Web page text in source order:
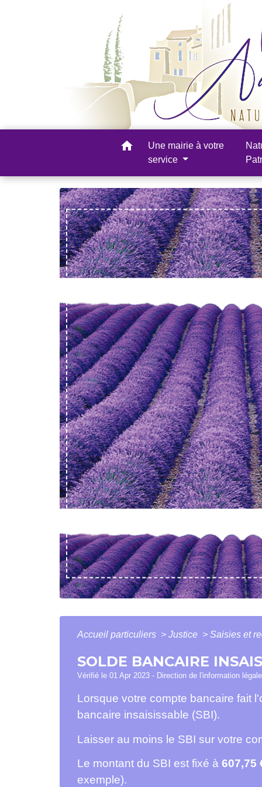
home
Une mairie à votre
service
Accueil particuliers > Justice > Saisies et
SOLDE BANCAIRE
Vérifié le 01 Apr 2023 - Direction de l'information
Lorsque votre compte bancaire fait
bancaire insaisissable (SBI).
Laisser au moins le SBI sur votre
Le montant du SBI est fixé à 607,75
exemple).